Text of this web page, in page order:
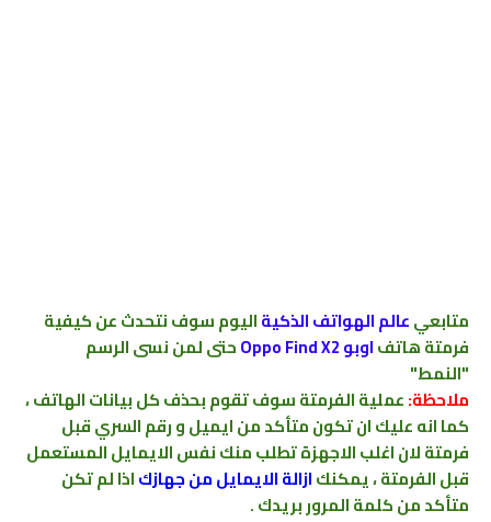
متابعيعالم الهواتف الذكيةاليوم سوف نتحدث عن كيفية
فرمتة هاتفاوبوOppo Find X2حتى لمن نسى الرسم
"النمط"
ملاحظة:عملية الفرمتة سوف تقوم بحذف كل بيانات الهاتف ،
كما انه عليك ان تكون متأكد من ايميل و رقم السري قبل
فرمتة لان اغلب الاجهزة تطلب منك نفس الايمايل المستعمل
قبل الفرمتة،يمكنكازالة الايمايل من جهازكاذا لم تكن
متأكد من كلمة المرور بريدك.